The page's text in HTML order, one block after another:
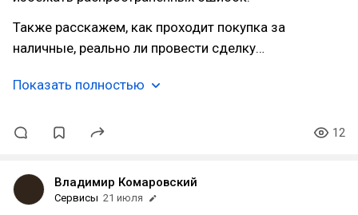
Также расскажем, как проходит покупка за
наличные, реально ли провести сделку…
Показать полностью
12
Владимир Комаровский
Сервисы 21 июля